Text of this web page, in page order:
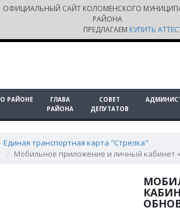
ОФИЦИАЛЬНЫЙ САЙТ КОЛОМЕНСКОГО
РАЙОНА
ПРЕДЛАГАЕМ КУПИТЬ
О РАЙОНЕ
ГЛАВА
РАЙОНА
СОВЕТ
ДЕПУТАТОВ
Единая транспортная карта "Стрелка"
Мобильное приложение и личный кабинет